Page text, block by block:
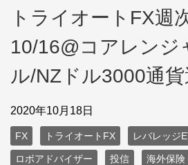
トライオートFX週
10/16@コアレンジ
ル/NZドル3000通貨
2020年10月18日
FX トライオートFX レバレッジ
ロボアドバイザー 投信 海外保険